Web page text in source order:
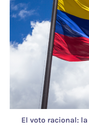
El voto racional: